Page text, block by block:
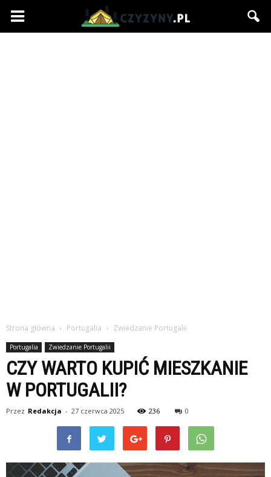
Czyzyny.pl
Strona główna Portugalia Zwiedzanie Portugalii
Portugalia Zwiedzanie Portugalii
CZY WARTO KUPIĆ MIESZKANIE
W PORTUGALII?
Przez Redakcja - 27 czerwca 2025 236 0